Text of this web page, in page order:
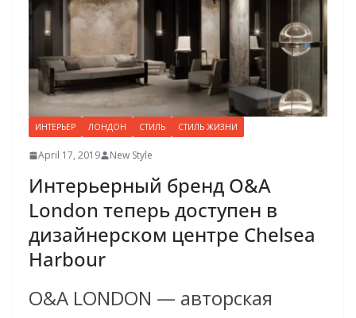
ИНТЕРЬЕР ЛОНДОН СТИЛЬ СТИЛЬ ЖИЗНИ
April 17, 2019 New Style
Интерьерный бренд O&A
London теперь доступен в
дизайнерском центре Chelsea
Harbour
O&A LONDON — авторская